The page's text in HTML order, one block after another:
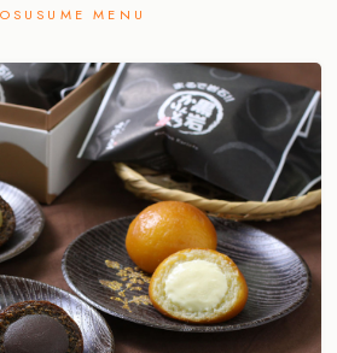
OSUSUME MENU